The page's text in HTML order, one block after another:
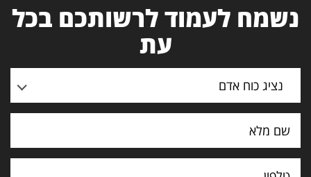
נשמח לעמוד לרשותכם בכל
עת
נציג כוח אדם